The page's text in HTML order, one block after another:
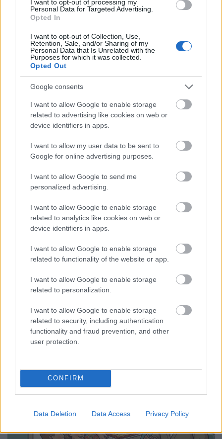
I want to opt-out of processing my
Personal Data for Targeted Advertising.
Opted In
I want to opt-out of Collection, Use,
Retention, Sale, and/or Sharing of my
Personal Data that Is Unrelated with the
Purposes for which it was collected.
Opted Out
Google consents
I want to allow Google to enable storage
related to advertising like cookies on web or
device identifiers in apps.
I want to allow my user data to be sent to
Google for online advertising purposes.
I want to allow Google to send me
personalized advertising.
I want to allow Google to enable storage
related to analytics like cookies on web or
device identifiers in apps.
I want to allow Google to enable storage
related to functionality of the website or app.
I want to allow Google to enable storage
related to personalization.
I want to allow Google to enable storage
related to security, including authentication
functionality and fraud prevention, and other
user protection.
CONFIRM
Data Deletion Data Access Privacy Policy
Valóban más emberré válunk több nyelv
ismeretétől? Mire valók a szitokszavak? Hogyan
Fenntartható ...
A gravitáció és az előítéletek ellen –
Interjú Rott Jankával a rúdfitneszről
Reichl Tamara•2026. március 27.
A következő hallgató, aki hobbijáról mesélt nekünk,
nem más, mint Rott Janka, harmadéves
gazdaságinformatika szakos diák. Beszélgettünk egy